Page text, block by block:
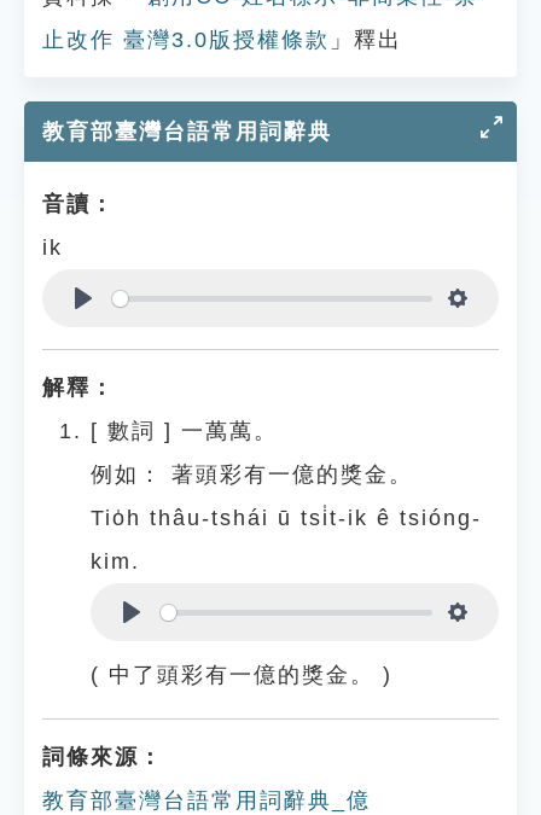
止改作 臺灣3.0版授權條款 」釋出
教育部臺灣台語常用詞辭典
音讀：
ik
解釋：
[ 數詞 ] 一萬萬。
例如：
著頭彩有一億的獎金。
Tio̍h thâu-tshái ū tsi̍t-ik ê tsióng-
kim.
( 中了頭彩有一億的獎金。 )
詞條來源：
教育部臺灣台語常用詞辭典_億